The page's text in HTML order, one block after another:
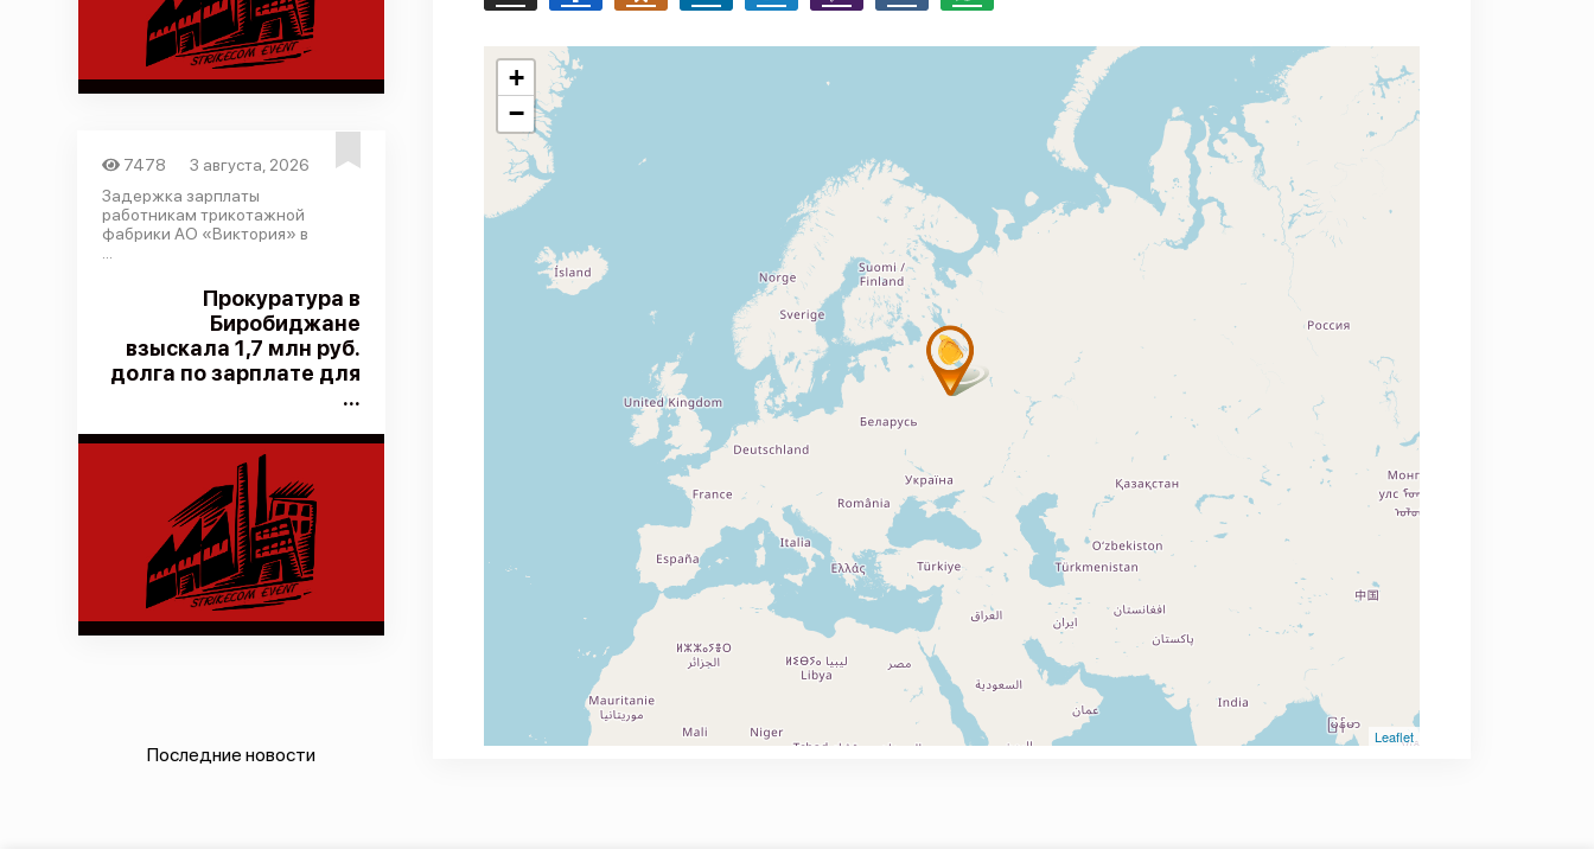
7478
3 августа, 2026
Задержка зарплаты
работникам трикотажной
фабрики АО «Виктория» в
Прокуратура в
Биробиджане
взыскала 1,7 млн руб.
долга по зарплате для
...
Последние новости
+
−
Leaflet